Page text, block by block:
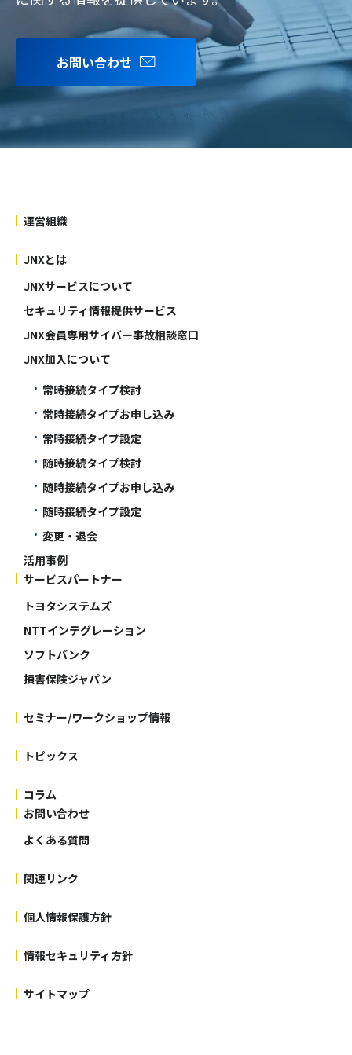
お問い合わせ
運営組織
JNXとは
JNXサービスについて
セキュリティ情報提供サービス
JNX会員専用サイバー事故相談窓口
JNX加入について
常時接続タイプ検討
常時接続タイプお申し込み
常時接続タイプ設定
随時接続タイプ検討
随時接続タイプお申し込み
随時接続タイプ設定
変更・退会
活用事例
サービスパートナー
トヨタシステムズ
NTTインテグレーション
ソフトバンク
損害保険ジャパン
セミナー/ワークショップ情報
トピックス
コラム
お問い合わせ
よくある質問
関連リンク
個人情報保護方針
情報セキュリティ方針
サイトマップ